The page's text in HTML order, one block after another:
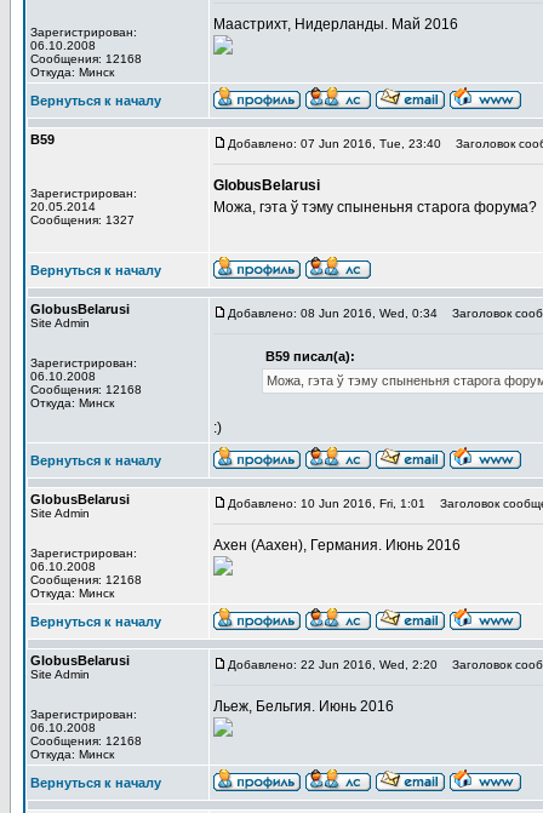
Зарегистрирован:
06.10.2008
Сообщения: 12168
Откуда: Минск
Маастрихт, Нидерланды. Май 2016
Вернуться к началу
В59
Зарегистрирован:
20.05.2014
Сообщения: 1327
Добавлено: 07 Jun 2016, Tue, 23:40 Заголовок
GlobusBelarusi
Можа, гэта ў тэму спыненьня старога форума?
Вернуться к началу
GlobusBelarusi
Site Admin
Зарегистрирован:
06.10.2008
Сообщения: 12168
Откуда: Минск
Добавлено: 08 Jun 2016, Wed, 0:34 Заголовок
В59 писал(а):
Можа, гэта ў тэму спыненьня старога
:)
Вернуться к началу
GlobusBelarusi
Site Admin
Зарегистрирован:
06.10.2008
Сообщения: 12168
Откуда: Минск
Добавлено: 10 Jun 2016, Fri, 1:01 Заголовок
Ахен (Аахен), Германия. Июнь 2016
Вернуться к началу
GlobusBelarusi
Site Admin
Зарегистрирован:
06.10.2008
Сообщения: 12168
Откуда: Минск
Добавлено: 22 Jun 2016, Wed, 2:20 Заголовок
Льеж, Бельгия. Июнь 2016
Вернуться к началу